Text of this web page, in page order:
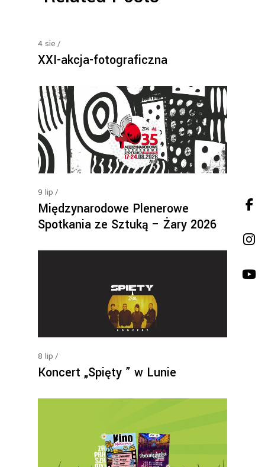
4 sie
XXI-akcja-fotograficzna
9 lip
Międzynarodowe Plenerowe
Spotkania ze Sztuką – Żary 2026
8 lip
Koncert „Spięty ” w Lunie